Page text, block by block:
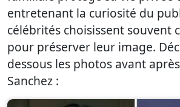
entretenant la curiosité du
célébrités choisissent souvent
pour préserver leur image.
dessous les photos avant
Sanchez :